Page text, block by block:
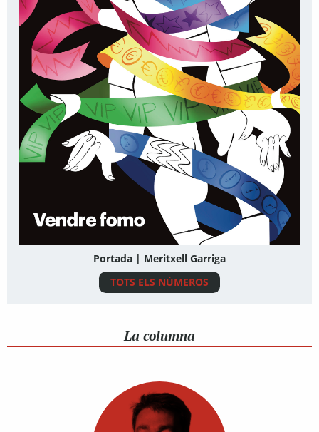
Portada | Meritxell Garriga
TOTS ELS NÚMEROS
La columna